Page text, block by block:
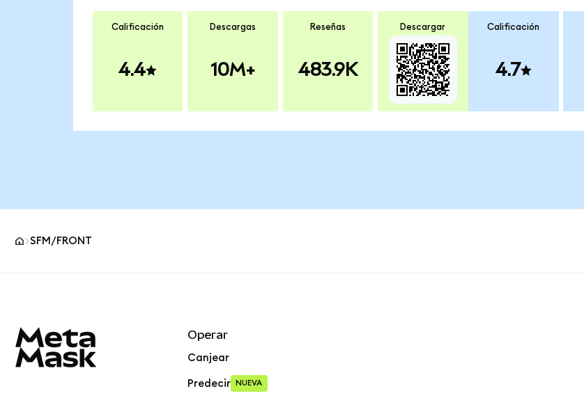
Calificación
4.4
Descargas
10M+
Reseñas
483.9K
Descargar Calificación
4.7
SFM/FRONT
Operar
Canjear
Predecir NUEVA